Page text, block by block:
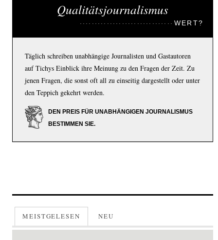
Qualitätsjournalismus
WERT?
Täglich schreiben unabhängige Journalisten und Gastautoren
auf Tichys Einblick ihre Meinung zu den Fragen der Zeit. Zu
jenen Fragen, die sonst oft all zu einseitig dargestellt oder unter
den Teppich gekehrt werden.
DEN PREIS FÜR UNABHÄNGIGEN JOURNALISMUS
BESTIMMEN SIE.
MEISTGELESEN NEU